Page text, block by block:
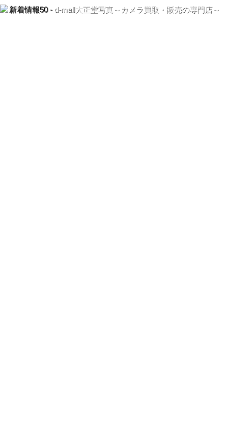
新着情報50 - d-mall大正堂写真～カメラ買取・販売の専門店～